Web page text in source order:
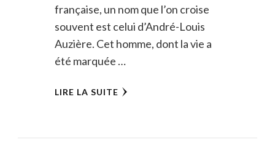
française, un nom que l’on croise
souvent est celui d’André-Louis
Auzière. Cet homme, dont la vie a
été marquée …
LIRE LA SUITE